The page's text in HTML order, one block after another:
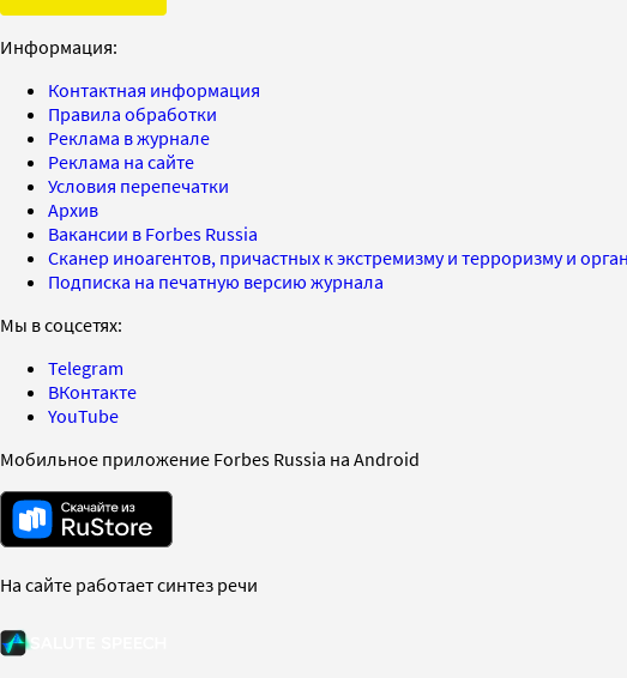
Информация:
Контактная информация
Правила обработки
Реклама в журнале
Реклама на сайте
Условия перепечатки
Архив
Вакансии в Forbes Russia
Сканер иноагентов, причастных к экстремизму и терроризму и
Подписка на печатную версию журнала
Мы в соцсетях:
Telegram
ВКонтакте
YouTube
Мобильное приложение Forbes Russia на Android
На сайте работает синтез речи